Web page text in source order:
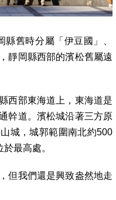
舊時分屬「伊豆國」、
靜岡縣西部的濱松舊屬遠
西部東海道上，東海道是
幹道。濱松城沿著三方原
城，城郭範圍南北約500
最高處。
但我們還是興致盎然地走